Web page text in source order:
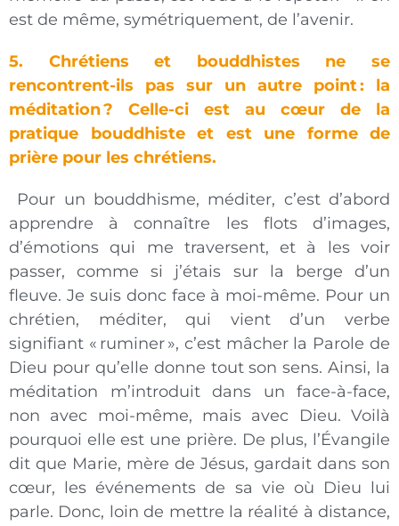
est de même, symétriquement, de l’avenir.
5. Chrétiens et bouddhistes ne se
rencontrent-ils pas sur un autre point: la
méditation? Celle-ci est au cœur de la
pratique bouddhiste et est une forme de
prière pour les chrétiens.
Pour un bouddhisme, méditer, c’est d’abord
apprendre à connaître les flots d’images,
d’émotions qui me traversent, et à les voir
passer, comme si j’étais sur la berge d’un
fleuve. Je suis donc face à moi-même. Pour un
chrétien, méditer, qui vient d’un verbe
signifiant « ruminer», c’est mâcher la Parole de
Dieu pour qu’elle donne tout son sens. Ainsi, la
méditation m’introduit dans un face-à-face,
non avec moi-même, mais avec Dieu. Voilà
pourquoi elle est une prière. De plus, l’Évangile
dit que Marie, mère de Jésus, gardait dans son
cœur, les événements de sa vie où Dieu lui
parle. Donc, loin de mettre la réalité à distance,